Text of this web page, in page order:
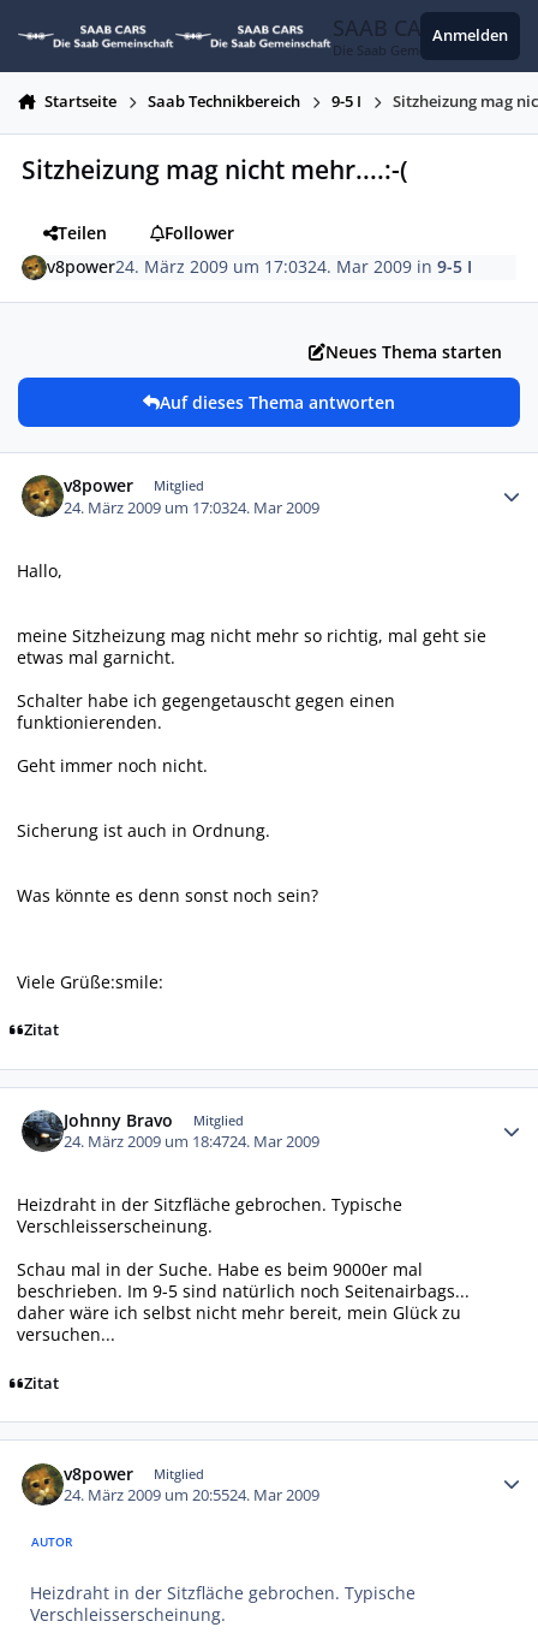
SAAB CARS
Die Saab Gemeinschaft
Anmelden
Startseite Saab Technikbereich 9-5 I Sitzheizung mag
Sitzheizung mag nicht mehr....:-(
Teilen
Follower
v8power24. März 2009 um 17:0324. Mar 2009 in9-5 I
Neues Thema starten
Auf dieses Thema antworten
v8power Mitglied
24. März 2009 um 17:0324. Mar 2009
Hallo,
meine Sitzheizung mag nicht mehr so richtig, mal geht sie
etwas mal garnicht.
Schalter habe ich gegengetauscht gegen einen
funktionierenden.
Geht immer noch nicht.
Sicherung ist auch in Ordnung.
Was könnte es denn sonst noch sein?
Viele Grüße:smile:
Zitat
Johnny Bravo Mitglied
24. März 2009 um 18:4724. Mar 2009
Heizdraht in der Sitzfläche gebrochen. Typische
Verschleisserscheinung.
Schau mal in der Suche. Habe es beim 9000er mal
beschrieben. Im 9-5 sind natürlich noch Seitenairbags...
daher wäre ich selbst nicht mehr bereit, mein Glück zu
versuchen...
Zitat
v8power Mitglied
24. März 2009 um 20:5524. Mar 2009
AUTOR
Heizdraht in der Sitzfläche gebrochen. Typische
Verschleisserscheinung.